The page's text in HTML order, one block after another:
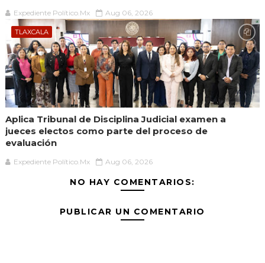
Expediente Político.Mx Aug 06, 2026
TLAXCALA
Aplica Tribunal de Disciplina Judicial examen a
jueces electos como parte del proceso de
evaluación
Expediente Político.Mx Aug 06, 2026
NO HAY COMENTARIOS:
PUBLICAR UN COMENTARIO